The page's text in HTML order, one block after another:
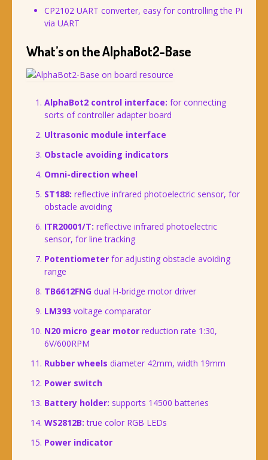
CP2102 UART converter, easy for controlling the Pi
via UART
What’s on the AlphaBot2-Base
AlphaBot2 control interface: for connecting
sorts of controller adapter board
Ultrasonic module interface
Obstacle avoiding indicators
Omni-direction wheel
ST188: reflective infrared photoelectric sensor, for
obstacle avoiding
ITR20001/T: reflective infrared photoelectric
sensor, for line tracking
Potentiometerfor adjusting obstacle avoiding
range
TB6612FNGdual H-bridge motor driver
LM393 voltage comparator
N20 micro gear motorreduction rate 1:30,
6V/600RPM
Rubber wheels diameter 42mm, width 19mm
Power switch
Battery holder: supports 14500 batteries
WS2812B: true color RGB LEDs
Power indicator